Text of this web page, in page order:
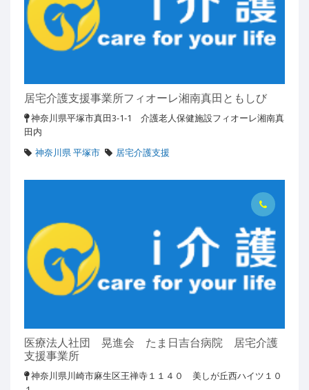
居宅介護支援事業所フィオーレ湘南真田ともしび
神奈川県平塚市真田3-1-1 介護老人保健施設フィオーレ湘南真
田内
神奈川県 平塚市
居宅介護支援
医療法人社団 晃進会 たま日吉台病院 居宅介護
支援事業所
神奈川県川崎市麻生区王禅寺１１４０ 美しが丘西ハイツ１０